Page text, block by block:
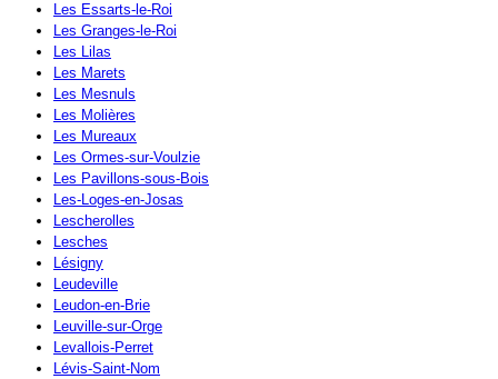
Les Essarts-le-Roi
Les Granges-le-Roi
Les Lilas
Les Marets
Les Mesnuls
Les Molières
Les Mureaux
Les Ormes-sur-Voulzie
Les Pavillons-sous-Bois
Les-Loges-en-Josas
Lescherolles
Lesches
Lésigny
Leudeville
Leudon-en-Brie
Leuville-sur-Orge
Levallois-Perret
Lévis-Saint-Nom